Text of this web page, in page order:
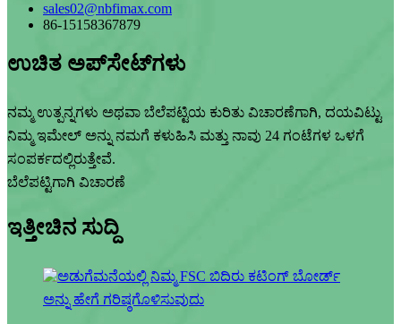
sales02@nbfimax.com
86-15158367879
ಉಚಿತ ಅಪ್‌ಸೇಟ್‌ಗಳು
ನಮ್ಮ ಉತ್ಪನ್ನಗಳು ಅಥವಾ ಬೆಲೆಪಟ್ಟಿಯ ಕುರಿತು ವಿಚಾರಣೆಗಾಗಿ, ದಯವಿಟ್ಟು
ನಿಮ್ಮ ಇಮೇಲ್ ಅನ್ನು ನಮಗೆ ಕಳುಹಿಸಿ ಮತ್ತು ನಾವು 24 ಗಂಟೆಗಳ ಒಳಗೆ
ಸಂಪರ್ಕದಲ್ಲಿರುತ್ತೇವೆ.
ಬೆಲೆಪಟ್ಟಿಗಾಗಿ ವಿಚಾರಣೆ
ಇತ್ತೀಚಿನ ಸುದ್ದಿ